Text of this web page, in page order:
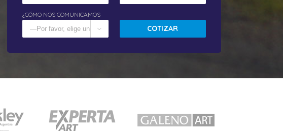
¿CÓMO NOS COMUNICAMOS
